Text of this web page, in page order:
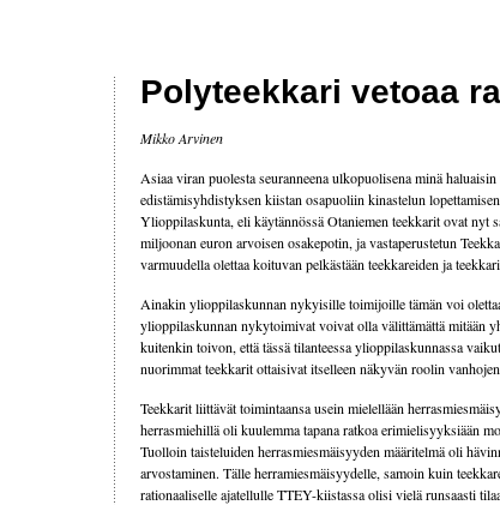
Polyteekkari vetoaa
Mikko Arvinen
Asiaa viran puolesta seuranneena ulkopuolisena minä
edistämisyhdistyksen kiistan osapuoliin kinastelun
Ylioppilaskunta, eli käytännössä Otaniemen teekkarit ovat nyt
miljoonan euron arvoisen osakepotin, ja vastaperustetun
varmuudella olettaa koituvan pelkästään teekkareiden ja
Ainakin ylioppilaskunnan nykyisille toimijoille tämän voi
ylioppilaskunnan nykytoimivat voivat olla välittämättä mitään
kuitenkin toivon, että tässä tilanteessa ylioppilaskunnassa
nuorimmat teekkarit ottaisivat itselleen näkyvän roolin
Teekkarit liittävät toimintaansa usein mielellään
herrasmiehillä oli kuulemma tapana ratkoa erimielisyyksiään
Tuolloin taisteluiden herrasmiesmäisyyden määritelmä oli
arvostaminen. Tälle herramiesmäisyydelle, samoin kuin
rationaaliselle ajatellulle TTEY-kiistassa olisi vielä runsaasti